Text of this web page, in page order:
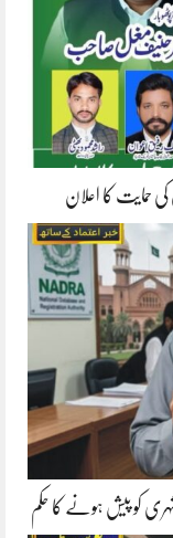
کو پیش ہونے کا حکم